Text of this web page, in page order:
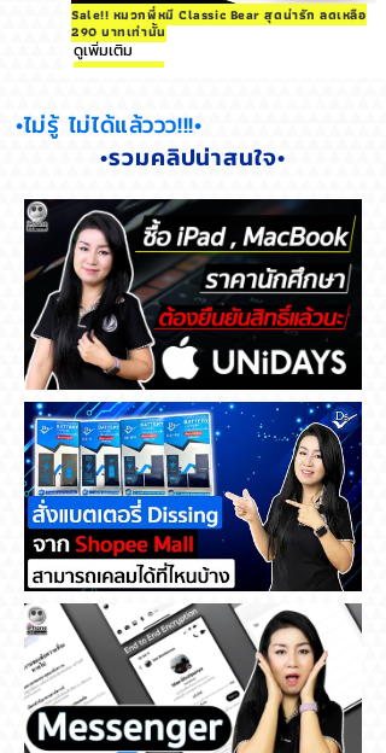
Sale!! หมวกพี่หมี Classic Bear สุดน่ารัก ลดเหลือ
290 บาทเท่านั้น
ดูเพิ่มเติม
•ไม่รู้ ไม่ได้แล้ววว!!!•
•รวมคลิปน่าสนใจ•
ซื้อ iPad , MacBook ราคา
นักศึกษา ต้องยืนยันสิทธิ์แล้วนะ
สั่งแบตเตอรี่ Dissing จาก
Shopee Mall สามารถเคลมได้ที่
ไหนบ้าง